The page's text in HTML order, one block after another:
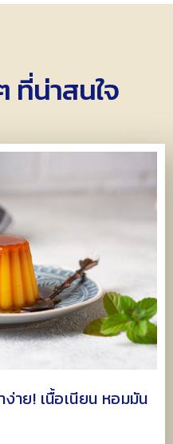
ที่น่าสนใจ
าย! เนื้อเนียน หอมมัน